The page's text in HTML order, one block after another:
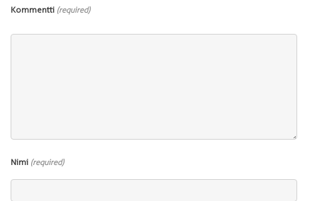
Kommentti (required)
Nimi (required)